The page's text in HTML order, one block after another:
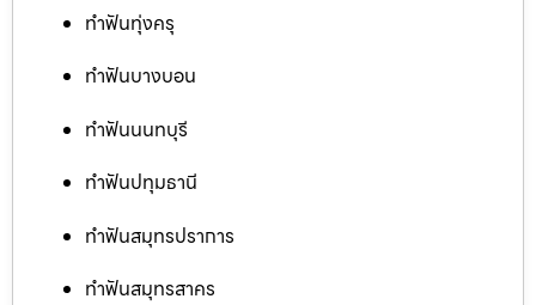
ทำฟันทุ่งครุ
ทำฟันบางบอน
ทำฟันนนทบุรี
ทำฟันปทุมธานี
ทำฟันสมุทรปราการ
ทำฟันสมุทรสาคร